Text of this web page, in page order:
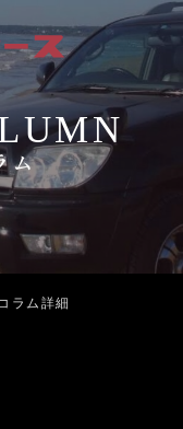
ム
ラム詳細